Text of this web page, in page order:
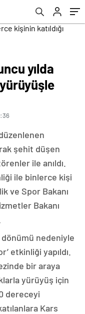
yılda
şehit düşen
ile anıldı.
ile binlerce kişi
ve Spor Bakanı
Bakanı
dönümü nedeniyle
etkinliği yapıldı.
bir araya
yürüyüş için
dereceyi
Kars